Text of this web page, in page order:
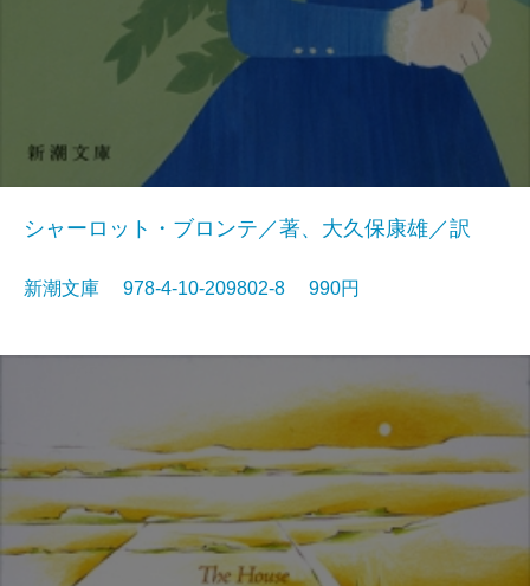
シャーロット・ブロンテ／著、大久保康雄／訳
新潮文庫 978-4-10-209802-8 990円